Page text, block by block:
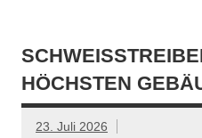
ÖCHSTEN
23. Juli 2026